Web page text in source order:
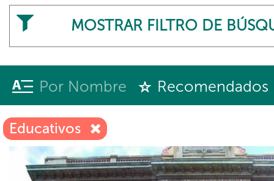
MOSTRAR FILTRO DE
Por Nombre Recomendados
Educativos